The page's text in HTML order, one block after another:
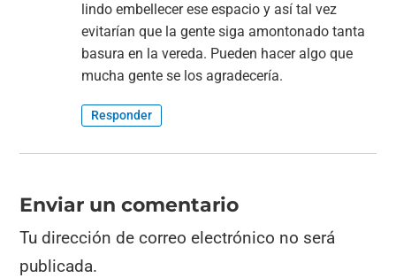
lindo embellecer ese espacio y así tal vez
evitarían que la gente siga amontonado tanta
basura en la vereda. Pueden hacer algo que
mucha gente se los agradecería.
Responder
Enviar un comentario
Tu dirección de correo electrónico no será
publicada.